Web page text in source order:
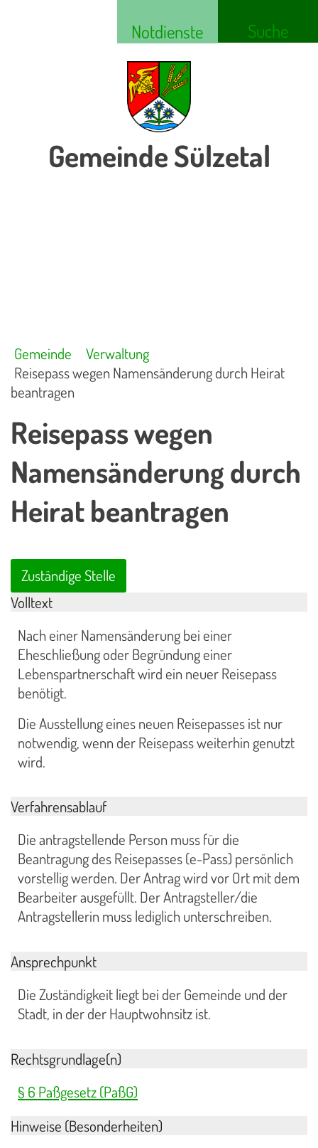
Notdienste Suche
Gemeinde Sülzetal
Gemeinde
Verwaltung
Reisepass wegen Namensänderung durch Heirat
beantragen
Reisepass wegen
Namensänderung durch
Heirat beantragen
Zuständige Stelle
Volltext
Nach einer Namensänderung bei einer
Eheschließung oder Begründung einer
Lebenspartnerschaft wird ein neuer Reisepass
benötigt.
Die Ausstellung eines neuen Reisepasses ist nur
notwendig, wenn der Reisepass weiterhin genutzt
wird.
Verfahrensablauf
Die antragstellende Person muss für die
Beantragung des Reisepasses (e-Pass) persönlich
vorstellig werden. Der Antrag wird vor Ort mit dem
Bearbeiter ausgefüllt. Der Antragsteller/die
Antragstellerin muss lediglich unterschreiben.
Ansprechpunkt
Die Zuständigkeit liegt bei der Gemeinde und der
Stadt, in der der Hauptwohnsitz ist.
Rechtsgrundlage(n)
§ 6 Paßgesetz (PaßG)
Hinweise (Besonderheiten)